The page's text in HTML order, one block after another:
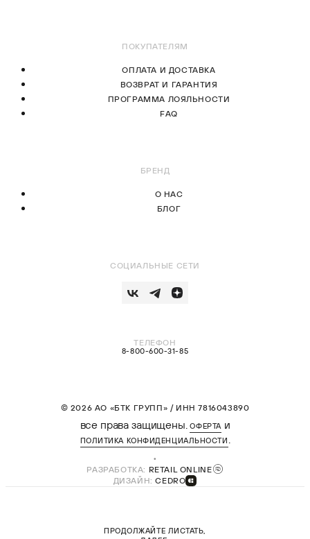
СОЦИАЛЬНЫЕ СЕТИ
ТЕЛЕФОН
8-800-600-31-85
ПОКУПАТЕЛЯМ
ОПЛАТА И ДОСТАВКА
ВОЗВРАТ И ГАРАНТИЯ
ПРОГРАММА ЛОЯЛЬНОСТИ
FAQ
БРЕНД
О НАС
БЛОГ
© 2026 АО «БТК ГРУПП» / ИНН 7816043890
все права защищены.ОФЕРТАи
ПОЛИТИКА КОНФИДЕНЦИАЛЬНОСТИ .
РАЗРАБОТКА: RETAIL ONLINE
ДИЗАЙН:CEDRO
ПРОДОЛЖАЙТЕ ЛИСТАТЬ,